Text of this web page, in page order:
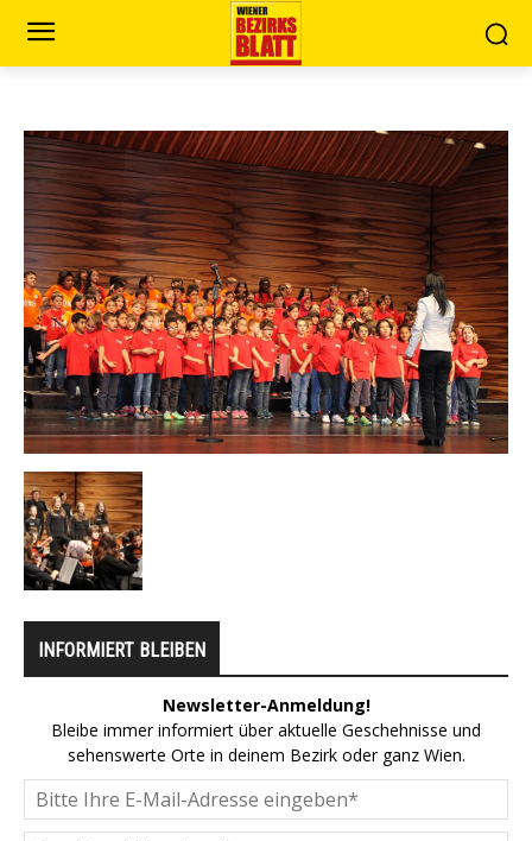
INFORMIERT BLEIBEN
Newsletter-Anmeldung!
Bleibe immer informiert über aktuelle Geschehnisse und
sehenswerte Orte in deinem Bezirk oder ganz Wien.